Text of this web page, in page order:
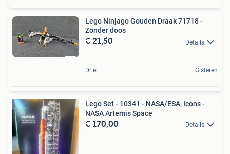
Lego Ninjago Gouden Draak 71718 -
Zonder doos
€ 21,50 Details
Driel Gisteren
Lego Set - 10341 - NASA/ESA, Icons -
NASA Artemis Space
€ 170,00 Details